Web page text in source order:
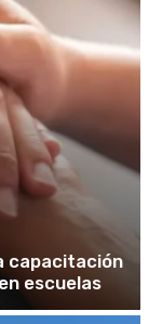
capacitación
escuelas